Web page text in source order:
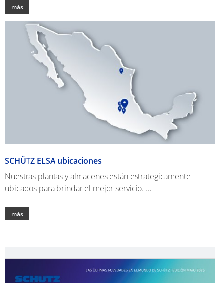
más
SCHÜTZ ELSA ubicaciones
Nuestras plantas y almacenes están estrategicamente
ubicados para brindar el mejor servicio. …
más